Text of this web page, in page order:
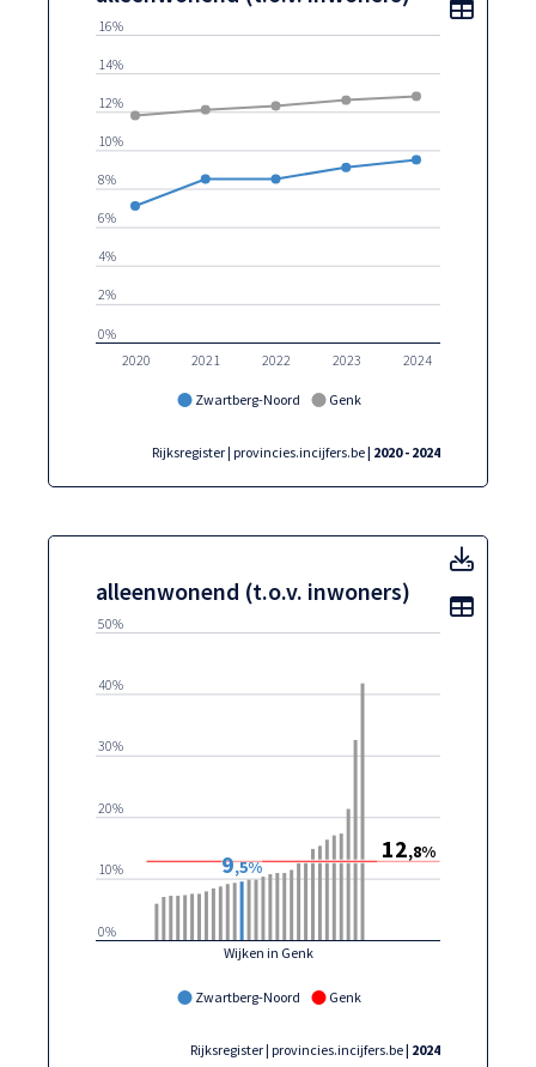
Zwartberg-Noord Genk
2020 2021 2022 2023 2024
0%
2%
4%
6%
8%
10%
12%
14%
16%
Rijksregister | provincies.incijfers.be| 2020 - 2024
Toon
alleenwonend (t.o.v. inwoners)
Zwartberg-Noord Genk
Wijken in Genk
0%
10%
20%
30%
40%
50%
9,5%
12,8%
Rijksregister | provincies.incijfers.be| 2024
Toon